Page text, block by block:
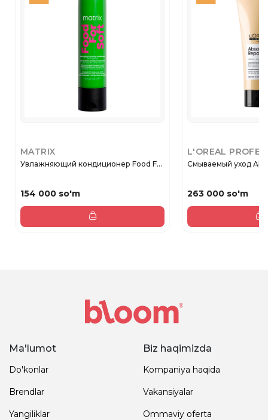
MATRIX
Увлажняющий кондиционер Food F...
154 000 so'm
L'OREAL
Смываемый уход
263 000 so'm
Ma'lumot
Do'konlar
Brendlar
Yangiliklar
Biz haqimizda
Kompaniya haqida
Vakansiyalar
Ommaviy oferta